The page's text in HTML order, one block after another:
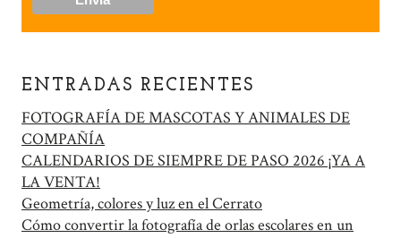
ENTRADAS RECIENTES
FOTOGRAFÍA DE MASCOTAS Y ANIMALES DE
COMPAÑÍA
CALENDARIOS DE SIEMPRE DE PASO 2026 ¡YA A
LA VENTA!
Geometría, colores y luz en el Cerrato
Cómo convertir la fotografía de orlas escolares en un